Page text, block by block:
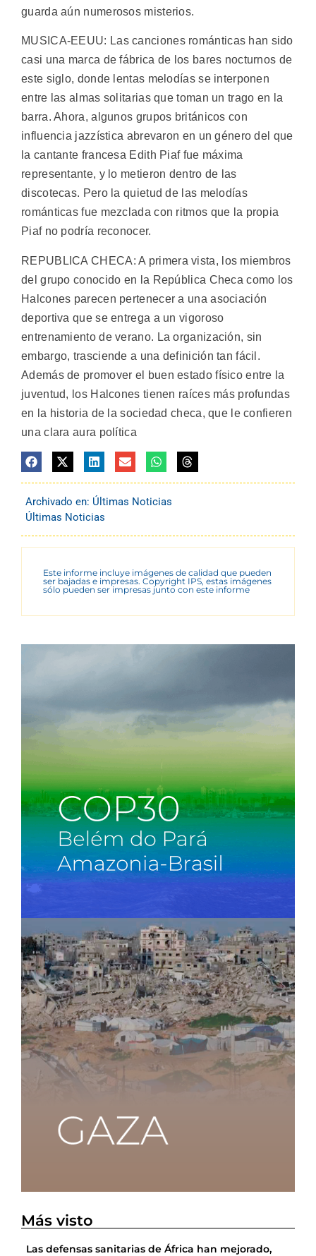
guarda aún numerosos misterios.
MUSICA-EEUU: Las canciones románticas han sido
casi una marca de fábrica de los bares nocturnos de
este siglo, donde lentas melodías se interponen
entre las almas solitarias que toman un trago en la
barra. Ahora, algunos grupos británicos con
influencia jazzística abrevaron en un género del que
la cantante francesa Edith Piaf fue máxima
representante, y lo metieron dentro de las
discotecas. Pero la quietud de las melodías
románticas fue mezclada con ritmos que la propia
Piaf no podría reconocer.
REPUBLICA CHECA: A primera vista, los miembros
del grupo conocido en la República Checa como los
Halcones parecen pertenecer a una asociación
deportiva que se entrega a un vigoroso
entrenamiento de verano. La organización, sin
embargo, trasciende a una definición tan fácil.
Además de promover el buen estado físico entre la
juventud, los Halcones tienen raíces más profundas
en la historia de la sociedad checa, que le confieren
una clara aura política
Archivado en: Últimas Noticias
Últimas Noticias
Este informe incluye imágenes de calidad que pueden
ser bajadas e impresas. Copyright IPS, estas imágenes
sólo pueden ser impresas junto con este informe
Más visto
Las defensas sanitarias de África han mejorado,